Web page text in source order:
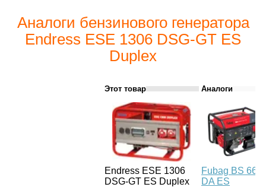
Аналоги бензинового генератора
Endress ESE 1306 DSG-GT ES
Duplex
Этот товар Аналоги
Endress ESE 1306
DSG-GT ES Duplex
Fubag BS
DA ES